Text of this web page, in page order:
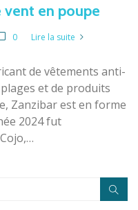
en poupe
0 Lire la suite
de vêtements anti-
et de produits
Zanzibar est en forme
2024 fut